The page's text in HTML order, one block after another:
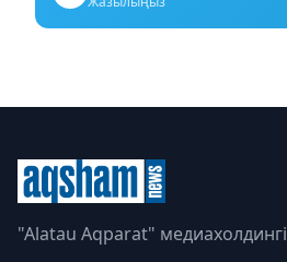
"Alatau Aqparat" медиахолдингі